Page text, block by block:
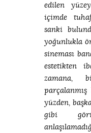
edilen
içimde
sanki
yoğunlukla
sineması
estetikten
zamana,
yüzden,
gibi